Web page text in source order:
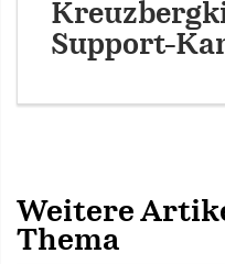
Support-
Weitere
Thema